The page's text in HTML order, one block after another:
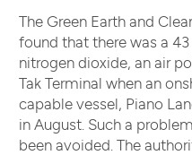
The Green Earth and
found that there was a
nitrogen dioxide, an air
Tak Terminal when an
capable vessel, Piano
in August. Such a
been avoided. The